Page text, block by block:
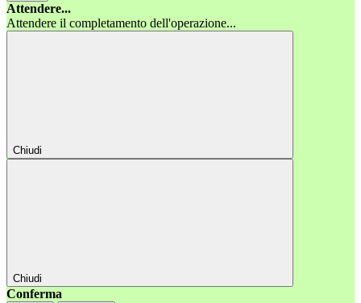
Attendere...
Attendere il completamento dell'operazione...
Chiudi
Chiudi
Conferma